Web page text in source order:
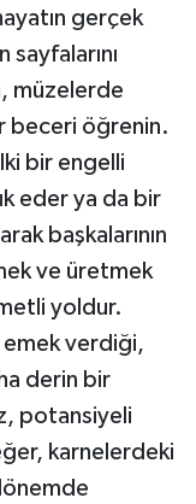
gerçek
müzelerde
beceri öğrenin.
bir engelli
eder ya da bir
başkalarının
ve üretmek
yoldur.
emek verdiği,
derin bir
potansiyeli
karnelerdeki